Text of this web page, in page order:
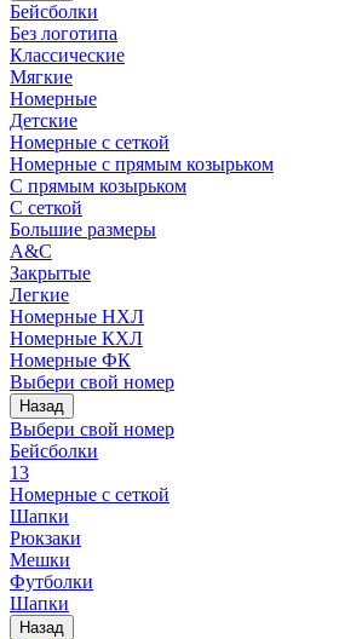
Бейсболки
Без логотипа
Классические
Мягкие
Номерные
Детские
Номерные с сеткой
Номерные с прямым козырьком
С прямым козырьком
С сеткой
Большие размеры
A&C
Закрытые
Легкие
Номерные НХЛ
Номерные КХЛ
Номерные ФК
Выбери свой номер
Назад
Выбери свой номер
Бейсболки
13
Номерные с сеткой
Шапки
Рюкзаки
Мешки
Футболки
Шапки
Назад